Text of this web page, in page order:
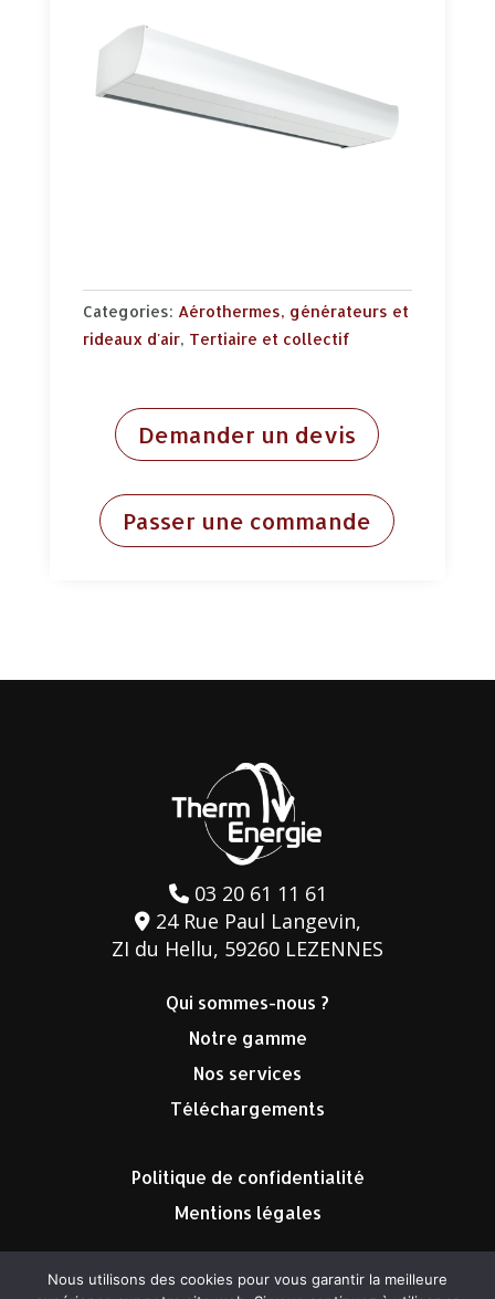
Categories: Aérothermes, générateurs et
rideaux d'air, Tertiaire et collectif
Demander un devis
Passer une commande
03 20 61 11 61
24 Rue Paul Langevin,
ZI du Hellu, 59260 LEZENNES
Qui sommes-nous ?
Notre gamme
Nos services
Téléchargements
Politique de confidentialité
Mentions légales
Nous utilisons des cookies pour vous garantir la meilleure